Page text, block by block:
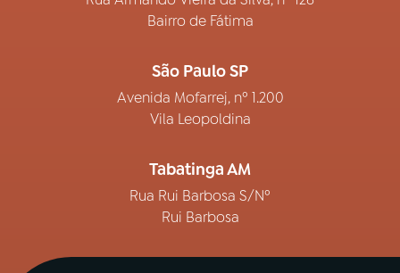
Bairro de Fátima
São Paulo SP
Avenida Mofarrej, nº 1.200
Vila Leopoldina
Tabatinga AM
Rua Rui Barbosa S/Nº
Rui Barbosa